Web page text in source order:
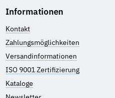
Informationen
Kontakt
Zahlungsmöglichkeiten
Versandinformationen
ISO 9001 Zertifizierung
Kataloge